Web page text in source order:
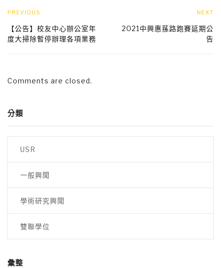
PREVIOUS
【公告】校友中心辦公室年
度大掃除暫停辦理各項業務
NEXT
2021中興惠蓀路跑賽延期公
告
Comments are closed.
分類
USR
一般興聞
學術研究興聞
雙聯學位
彙整